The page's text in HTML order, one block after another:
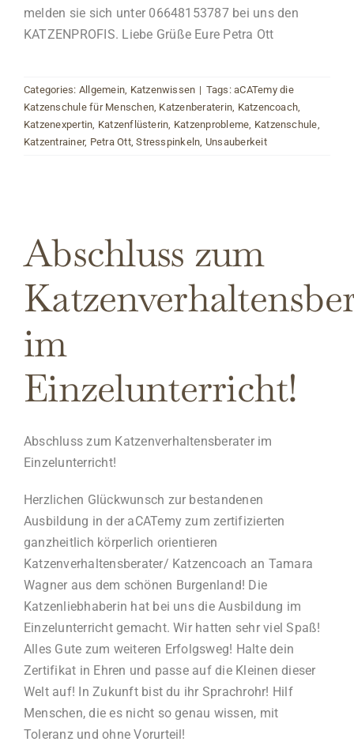
melden sie sich unter 06648153787 bei uns den
KATZENPROFIS. Liebe Grüße Eure Petra Ott
Categories: Allgemein Katzenwissen | Tags:aCATemy die
Katzenschule für Menschen Katzenberaterin Katzencoach
Katzenexpertin Katzenflüsterin Katzenprobleme Katzenschule
Katzentrainer, Petra Ott,Stresspinkeln Unsauberkeit
Abschluss zum
im
Einzelunterricht!
Abschluss zum Katzenverhaltensberater im
Einzelunterricht!
Herzlichen Glückwunsch zur bestandenen
Ausbildung in der aCATemy zum zertifizierten
ganzheitlich körperlich orientieren
Katzenverhaltensberater/ Katzencoach an Tamara
Wagner aus dem schönen Burgenland! Die
Katzenliebhaberin hat bei uns die Ausbildung im
Einzelunterricht gemacht. Wir hatten sehr viel Spaß!
Alles Gute zum weiteren Erfolgsweg! Halte dein
Zertifikat in Ehren und passe auf die Kleinen dieser
Welt auf! In Zukunft bist du ihr Sprachrohr! Hilf
Menschen, die es nicht so genau wissen, mit
Toleranz und ohne Vorurteil!